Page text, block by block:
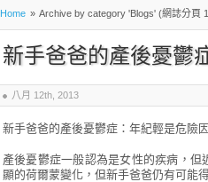
Home » Archive by category 'Blogs' (網誌分頁
新手爸爸的產後憂鬱
八月 12th, 2013
新手爸爸的產後憂鬱症：年紀輕是危險
產後憂鬱症一般認為是女性的疾病，
顯的荷爾蒙變化，但新手爸爸仍有可能